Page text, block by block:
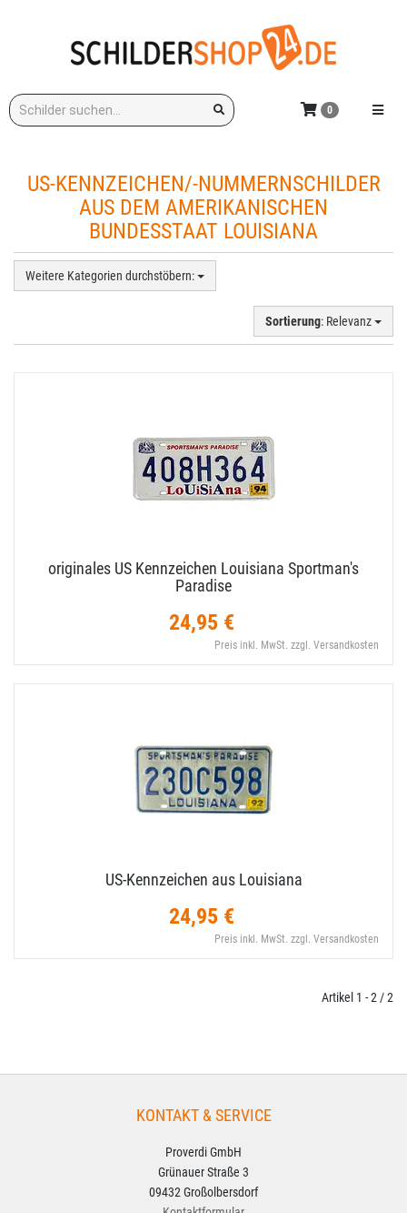
Stichwort: Menü
0
US-KENNZEICHEN/-NUMMERNSCHILDER
AUS DEM AMERIKANISCHEN
BUNDESSTAAT LOUISIANA
Weitere Kategorien durchstöbern:
Sortierung: Relevanz
originales US Kennzeichen Louisiana Sportman's
Paradise
24,95 €
Preis inkl. MwSt. zzgl. Versandkosten
US-​Kennzeichen aus Louisiana
24,95 €
Preis inkl. MwSt. zzgl. Versandkosten
Artikel 1 - 2 / 2
KONTAKT & SERVICE
Proverdi GmbH
Grünauer Straße 3
09432 Großolbersdorf